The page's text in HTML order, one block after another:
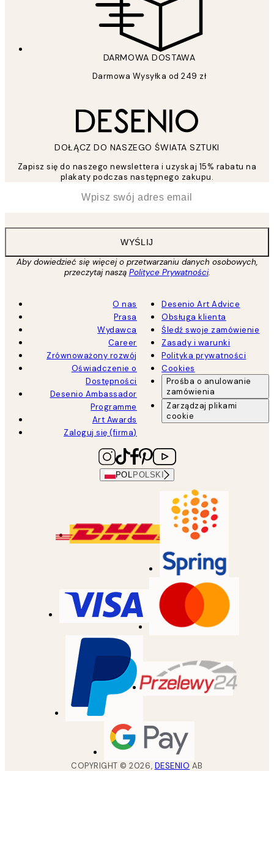
DARMOWA DOSTAWA
Darmowa Wysyłka od 249 zł
DOŁĄCZ DO NASZEGO ŚWIATA SZTUKI
Zapisz się do naszego newslettera i uzyskaj 15% rabatu na
plakaty podczas następnego zakupu.
WYŚLIJ
Aby dowiedzieć się więcej o przetwarzaniu danych osobowych,
przeczytaj naszą Polityce Prywatności.
O nas
Prasa
Wydawca
Career
Zrównoważony rozwój
Oświadczenie o
Dostępności
Desenio Ambassador
Programme
Art Awards
Zaloguj się (firma)
Desenio Art Advice
Obsługa klienta
Śledź swoje zamówienie
Zasady i warunki
Polityka prywatności
Cookies
Prośba o anulowanie
zamówienia
Zarządzaj plikami
cookie
POL POLSKI
COPYRIGHT ©2026, DESENIO AB